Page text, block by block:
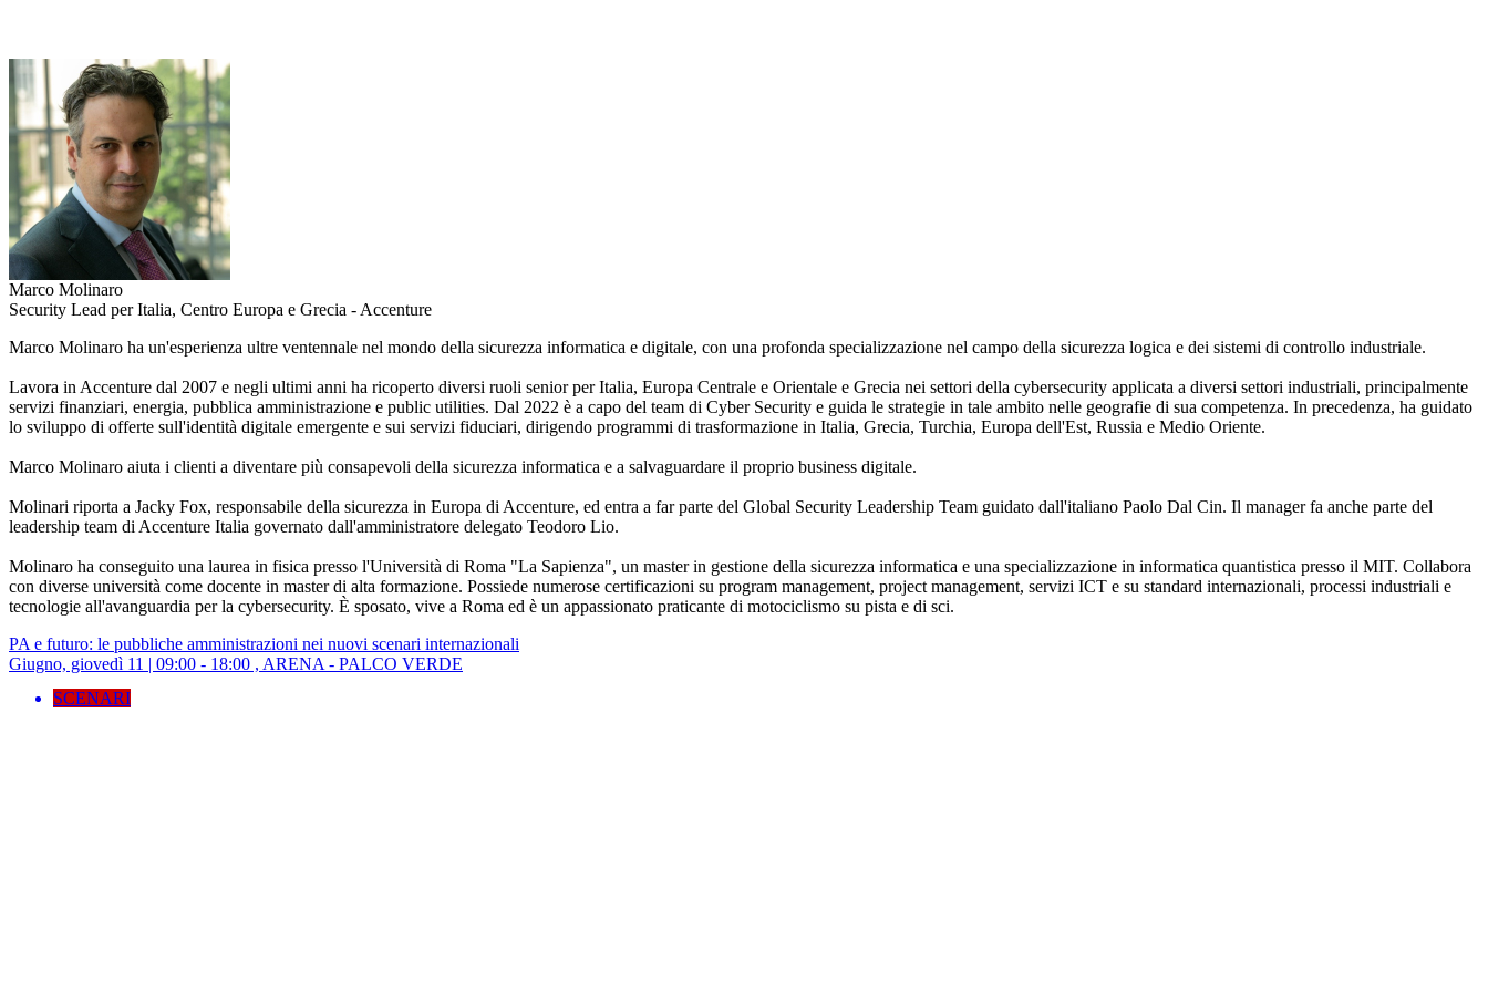
Marco Molinaro
Security Lead per Italia, Centro Europa e Grecia - Accenture
Marco Molinaro ha un'esperienza ultre ventennale nel mondo della sicurezza informatica e digitale, con una profonda specializzazione nel campo della sicurezza logica e dei sistemi di controllo industriale.
Lavora in Accenture dal 2007 e negli ultimi anni ha ricoperto diversi ruoli senior per Italia, Europa Centrale e Orientale e Grecia nei settori della cybersecurity applicata a diversi settori industriali, principalmente
servizi finanziari, energia, pubblica amministrazione e public utilities. Dal 2022 è a capo del team di Cyber Security e guida le strategie in tale ambito nelle geografie di sua competenza. In precedenza, ha guidato
lo sviluppo di offerte sull'identità digitale emergente e sui servizi fiduciari, dirigendo programmi di trasformazione in Italia, Grecia, Turchia, Europa dell'Est, Russia e Medio Oriente.
Marco Molinaro aiuta i clienti a diventare più consapevoli della sicurezza informatica e a salvaguardare il proprio business digitale.
Molinari riporta a Jacky Fox, responsabile della sicurezza in Europa di Accenture, ed entra a far parte del Global Security Leadership Team guidato dall'italiano Paolo Dal Cin. Il manager fa anche parte del
leadership team di Accenture Italia governato dall'amministratore delegato Teodoro Lio.
Molinaro ha conseguito una laurea in fisica presso l'Università di Roma "La Sapienza", un master in gestione della sicurezza informatica e una specializzazione in informatica quantistica presso il MIT. Collabora
con diverse università come docente in master di alta formazione. Possiede numerose certificazioni su program management, project management, servizi ICT e su standard internazionali, processi industriali e
tecnologie all'avanguardia per la cybersecurity. È sposato, vive a Roma ed è un appassionato praticante di motociclismo su pista e di sci.
PA e futuro: le pubbliche amministrazioni nei nuovi scenari internazionali
Giugno, giovedì 11 | 09:00 - 18:00 , ARENA - PALCO VERDE
SCENARI